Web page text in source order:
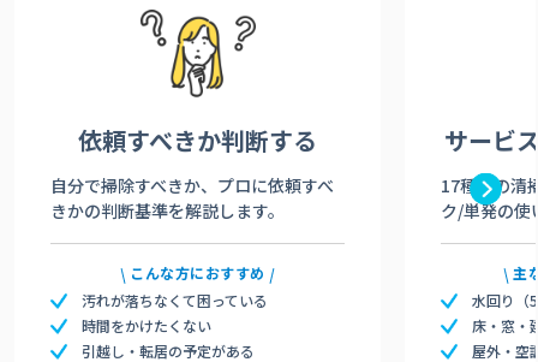
依頼すべきか判断する
自分で掃除すべきか、プロに依頼すべ
きかの判断基準を解説します。
こんな方におすすめ
汚れが落ちなくて困っている
時間をかけたくない
引越し・転居の予定がある
サービ
17種類の清
ク/単発の使
主
水回り（
床・窓・
屋外・空